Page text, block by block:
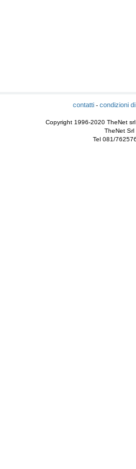
contatti- condizioni
Copyright 1996-2020 TheNet
TheNet Srl
Tel 081/